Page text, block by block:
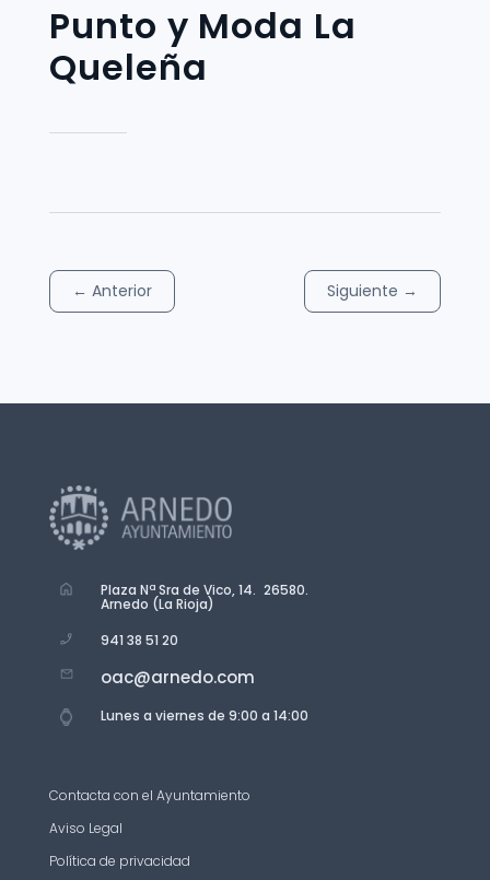
Punto y Moda La
Queleña
← Anterior Siguiente →
Plaza Nª Sra de Vico, 14. 26580.
Arnedo (La Rioja)
941 38 51 20
oac@arnedo.com
Lunes a viernes de 9:00 a 14:00
Contacta con el Ayuntamiento
Aviso Legal
Política de privacidad